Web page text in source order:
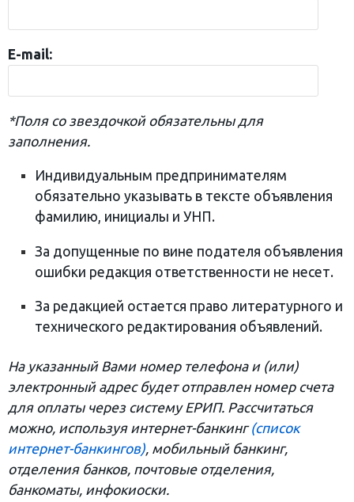
E-mail:
*Поля со звездочкой обязательны для
заполнения.
Индивидуальным предпринимателям
обязательно указывать в тексте объявления
фамилию, инициалы и УНП.
За допущенные по вине подателя объявления
ошибки редакция ответственности не несет.
За редакцией остается право литературного и
технического редактирования объявлений.
На указанный Вами номер телефона и (или)
электронный адрес будет отправлен номер счета
для оплаты через систему ЕРИП. Рассчитаться
можно, используя интернет-банкинг(список
интернет-банкингов), мобильный банкинг,
отделения банков, почтовые отделения,
банкоматы, инфокиоски.